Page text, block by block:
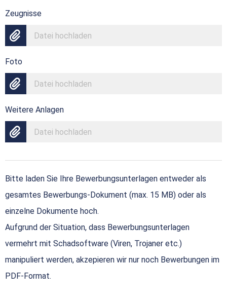
Zeugnisse
Datei hochladen
Foto
Datei hochladen
Weitere Anlagen
Datei hochladen
Bitte laden Sie Ihre Bewerbungsunterlagen entweder als
gesamtes Bewerbungs-Dokument (max. 15 MB) oder als
einzelne Dokumente hoch.
Aufgrund der Situation, dass Bewerbungsunterlagen
vermehrt mit Schadsoftware (Viren, Trojaner etc.)
manipuliert werden, akzepieren wir nur noch Bewerbungen im
PDF-Format.